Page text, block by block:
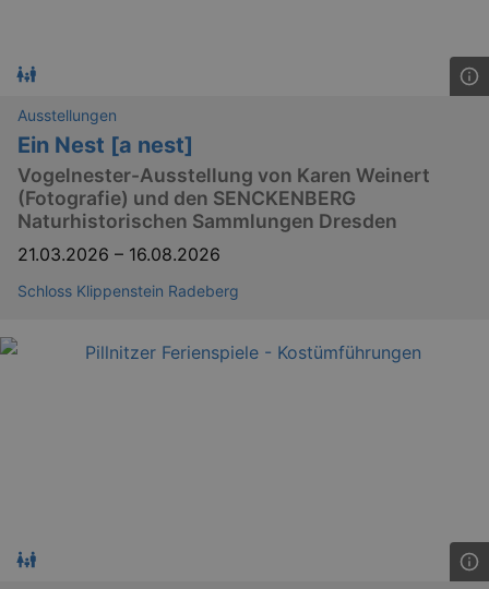
Ausstellungen
Ein Nest [a nest]
Vogelnester-Ausstellung von Karen Weinert
(Fotografie) und den SENCKENBERG
Naturhistorischen Sammlungen Dresden
21.03.2026 – 16.08.2026
Schloss Klippenstein Radeberg